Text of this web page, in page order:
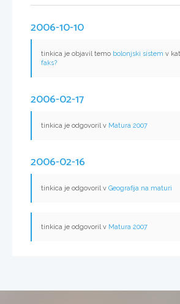
2006-10-10
tinkica je objavil temo bolonjski sistem v
faks?
2006-02-17
tinkica je odgovoril v Matura 2007
2006-02-16
tinkica je odgovoril v Geografija na maturi
tinkica je odgovoril v Matura 2007